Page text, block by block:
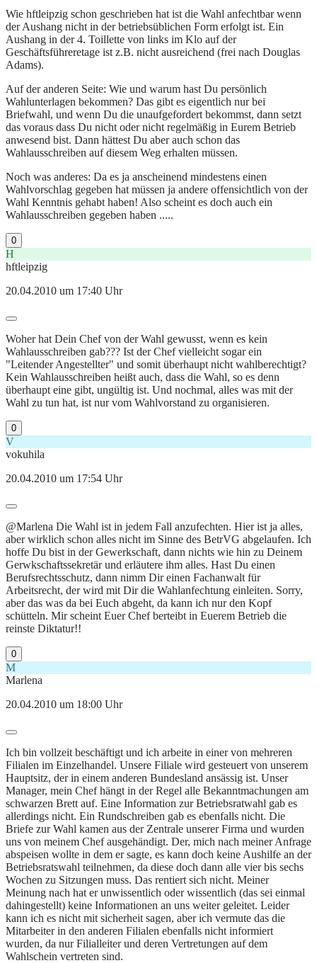
Wie hftleipzig schon geschrieben hat ist die Wahl anfechtbar wenn
der Aushang nicht in der betriebsüblichen Form erfolgt ist. Ein
Aushang in der 4. Toillette von links im Klo auf der
Geschäftsführeretage ist z.B. nicht ausreichend (frei nach Douglas
Adams).
Auf der anderen Seite: Wie und warum hast Du persönlich
Wahlunterlagen bekommen? Das gibt es eigentlich nur bei
Briefwahl, und wenn Du die unaufgefordert bekommst, dann setzt
das voraus dass Du nicht oder nicht regelmäßig in Eurem Betrieb
anwesend bist. Dann hättest Du aber auch schon das
Wahlausschreiben auf diesem Weg erhalten müssen.
Noch was anderes: Da es ja anscheinend mindestens einen
Wahlvorschlag gegeben hat müssen ja andere offensichtlich von der
Wahl Kenntnis gehabt haben! Also scheint es doch auch ein
Wahlausschreiben gegeben haben .....
0
H
hftleipzig
20.04.2010 um 17:40 Uhr
Woher hat Dein Chef von der Wahl gewusst, wenn es kein
Wahlausschreiben gab??? Ist der Chef vielleicht sogar ein
"Leitender Angestellter" und somit überhaupt nicht wahlberechtigt?
Kein Wahlausschreiben heißt auch, dass die Wahl, so es denn
überhaupt eine gibt, ungültig ist. Und nochmal, alles was mit der
Wahl zu tun hat, ist nur vom Wahlvorstand zu organisieren.
0
V
vokuhila
20.04.2010 um 17:54 Uhr
@Marlena Die Wahl ist in jedem Fall anzufechten. Hier ist ja alles,
aber wirklich schon alles nicht im Sinne des BetrVG abgelaufen. Ich
hoffe Du bist in der Gewerkschaft, dann nichts wie hin zu Deinem
Gerwkschaftssekretär und erläutere ihm alles. Hast Du einen
Berufsrechtsschutz, dann nimm Dir einen Fachanwalt für
Arbeitsrecht, der wird mit Dir die Wahlanfechtung einleiten. Sorry,
aber das was da bei Euch abgeht, da kann ich nur den Kopf
schütteln. Mir scheint Euer Chef berteibt in Euerem Betrieb die
reinste Diktatur!!
0
M
Marlena
20.04.2010 um 18:00 Uhr
Ich bin vollzeit beschäftigt und ich arbeite in einer von mehreren
Filialen im Einzelhandel. Unsere Filiale wird gesteuert von unserem
Hauptsitz, der in einem anderen Bundesland ansässig ist. Unser
Manager, mein Chef hängt in der Regel alle Bekanntmachungen am
schwarzen Brett auf. Eine Information zur Betriebsratwahl gab es
allerdings nicht. Ein Rundschreiben gab es ebenfalls nicht. Die
Briefe zur Wahl kamen aus der Zentrale unserer Firma und wurden
uns von meinem Chef ausgehändigt. Der, mich nach meiner Anfrage
abspeisen wollte in dem er sagte, es kann doch keine Aushilfe an der
Betriebsratswahl teilnehmen, da diese doch dann alle vier bis sechs
Wochen zu Sitzungen muss. Das rentiert sich nicht. Meiner
Meinung nach hat er unwissentlich oder wissentlich (das sei einmal
dahingestellt) keine Informationen an uns weiter geleitet. Leider
kann ich es nicht mit sicherheit sagen, aber ich vermute das die
Mitarbeiter in den anderen Filialen ebenfalls nicht informiert
wurden, da nur Filialleiter und deren Vertretungen auf dem
Wahlschein vertreten sind.